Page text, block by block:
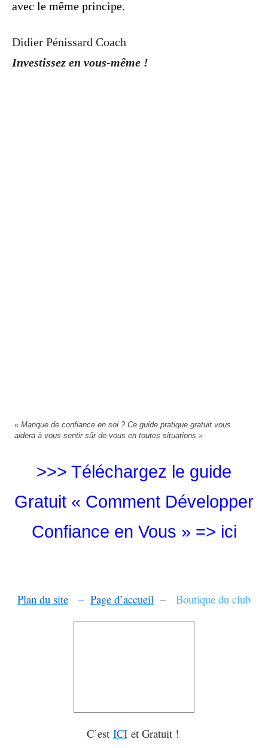
avec le même principe.
Didier Pénissard Coach
Investissez en vous-même !
« Manque de confiance en soi ? Ce guide pratique gratuit vous
aidera à vous sentir sûr de vous en toutes situations »
>>> Téléchargez le guide
Gratuit « Comment Développer
Confiance en Vous » => ici
Plan du site – Page d’accueil – Boutique du club
C’est ICI et Gratuit !